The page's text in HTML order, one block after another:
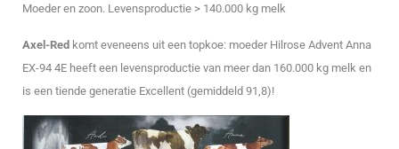
Moeder en zoon. Levensproductie > 140.000 kg melk
Axel-Red komt eveneens uit een topkoe: moeder Hilrose Advent Anna
EX-94 4E heeft een levensproductie van meer dan 160.000 kg melk en
is een tiende generatie Excellent (gemiddeld 91,8)!